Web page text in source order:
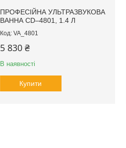
ПРОФЕСІЙНА УЛЬТРАЗВУКОВА
ВАННА CD–4801, 1.4 Л
VA_4801
5 830 ₴
В наявності
Купити